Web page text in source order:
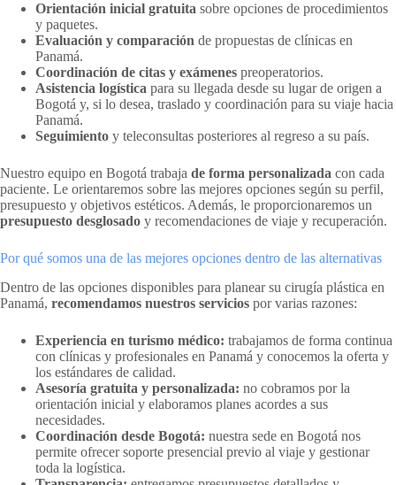
Orientación inicial gratuita sobre opciones de procedimientos
y paquetes.
Evaluación y comparación de propuestas de clínicas en
Panamá.
Coordinación de citas y exámenes preoperatorios.
Asistencia logística para su llegada desde su lugar de origen a
Bogotá y, si lo desea, traslado y coordinación para su viaje hacia
Panamá.
Seguimiento y teleconsultas posteriores al regreso a su país.
Nuestro equipo en Bogotá trabaja de forma personalizada con cada
paciente. Le orientaremos sobre las mejores opciones según su perfil,
presupuesto y objetivos estéticos. Además, le proporcionaremos un
presupuesto desglosado y recomendaciones de viaje y recuperación.
Por qué somos una de las mejores opciones dentro de las alternativas
Dentro de las opciones disponibles para planear su cirugía plástica en
Panamá, recomendamos nuestros servicios por varias razones:
Experiencia en turismo médico: trabajamos de forma continua
con clínicas y profesionales en Panamá y conocemos la oferta y
los estándares de calidad.
Asesoría gratuita y personalizada: no cobramos por la
orientación inicial y elaboramos planes acordes a sus
necesidades.
Coordinación desde Bogotá: nuestra sede en Bogotá nos
permite ofrecer soporte presencial previo al viaje y gestionar
toda la logística.